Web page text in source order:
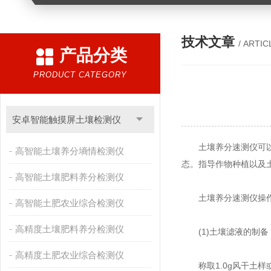
产品分类
PRODUCT CATEGORY
安卓智能触摸屏土壤检测仪
高智能土壤养分墒情检测仪
高智能土壤肥料养分检测仪
高智能土肥农业综合检测仪
高精度土壤肥料养分检测仪
高精度土肥农业综合检测仪
技术文章 /
土壤养分速测仪可以
态。指导作物种植以及
土壤养分速测仪操
(1)土壤滤液的制备
称取1.0g风干土样或